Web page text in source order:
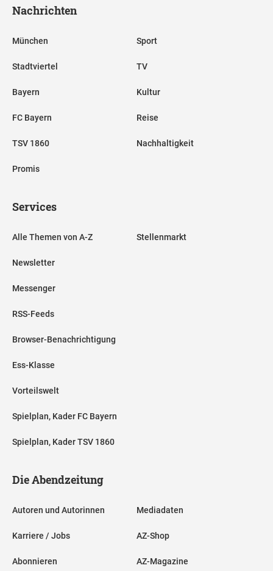
Nachrichten
München
Stadtviertel
Bayern
FC Bayern
TSV 1860
Promis
Sport
TV
Kultur
Reise
Nachhaltigkeit
Services
Alle Themen von A-Z
Newsletter
Messenger
RSS-Feeds
Browser-Benachrichtigung
Ess-Klasse
Vorteilswelt
Spielplan, Kader FC Bayern
Spielplan, Kader TSV 1860
Stellenmarkt
Die Abendzeitung
Autoren und Autorinnen
Karriere / Jobs
Abonnieren
Mediadaten
AZ-Shop
AZ-Magazine